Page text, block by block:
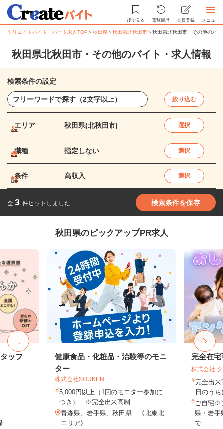
後で見る 閲覧履歴 会員登録 メニュー
クリエイトバイト・パート求人TOP ＞秋田県＞秋田県北秋田市＞秋田県北秋田市・その他のバ
秋田県北秋田市・その他のバイト・求人情報
検索条件の設定
絞り込む
エリア 秋田県(北秋田市) 選択
職種 指定しない 選択
条件 高収入 選択
全 3 件ヒットしました 検索条件を保存
秋田県のピックアップPR求人
ッフ
健康食品・化粧品・治験等のモニ
ター
株式会社SOUKEN
5,000円以上（1回のモニター参加に
つき） ※完全出来高制
青森県、岩手県、秋田県 《北東北
エリア》
完全在
株式会社
完全出
日のう
ご自宅※
県・岩手
で...